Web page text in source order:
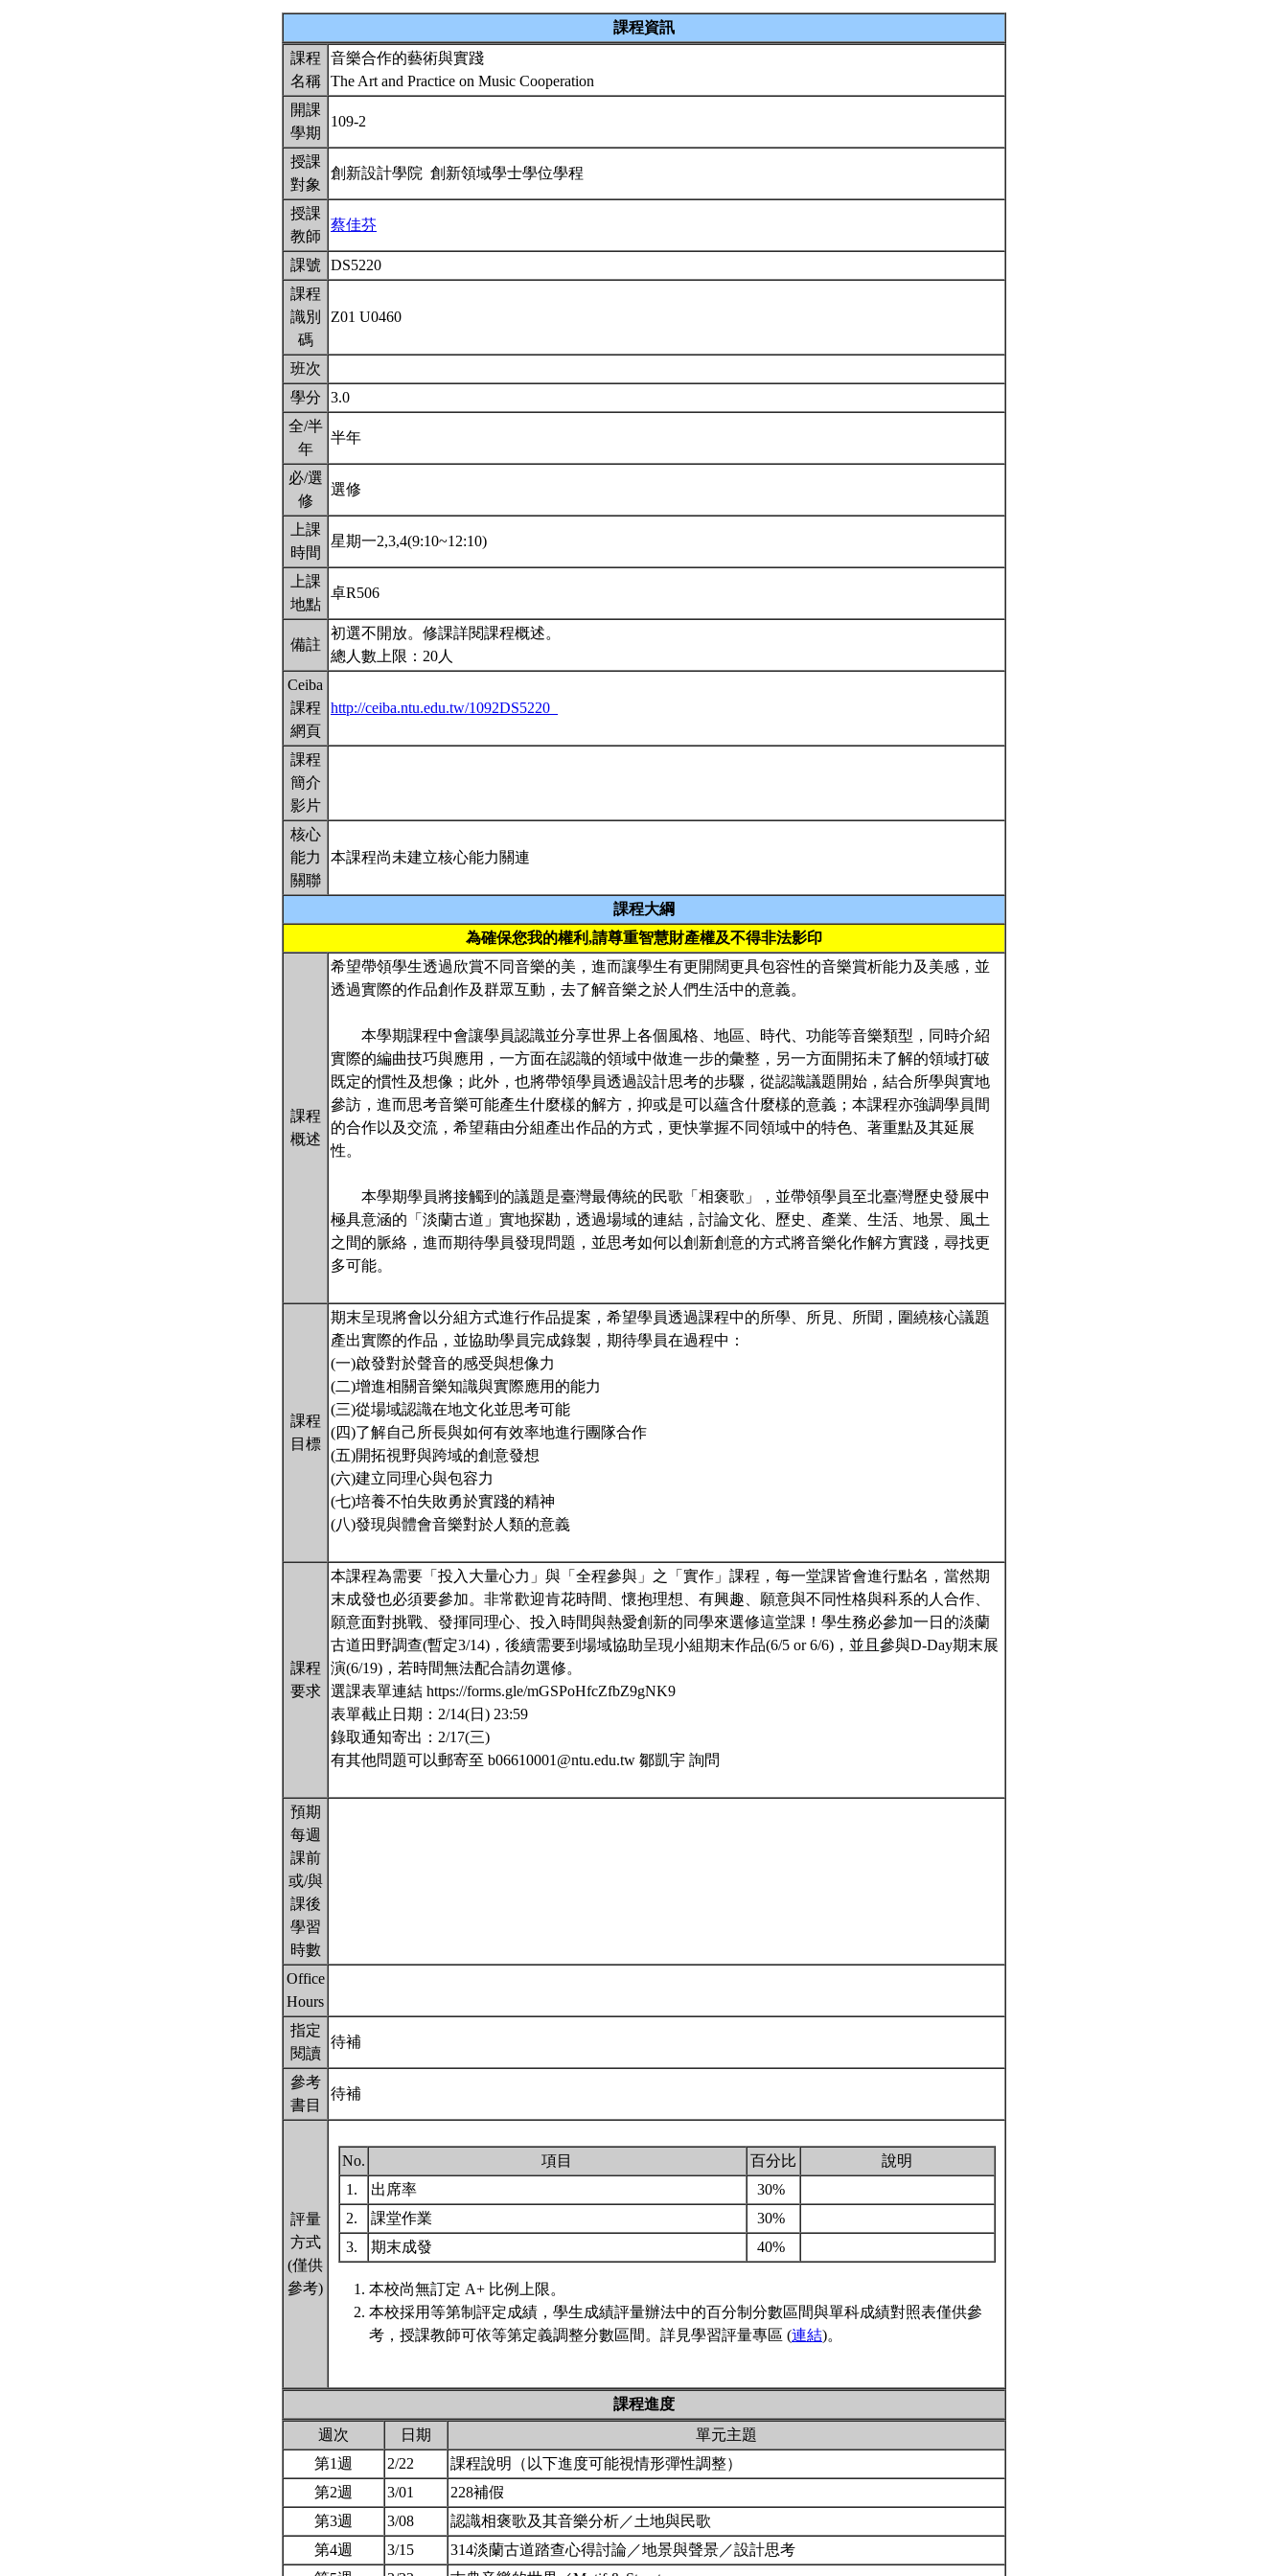
課程資訊
課程
名稱
音樂合作的藝術與實踐
The Art and Practice on Music Cooperation
開課
學期
109-2
授課
對象
創新設計學院 創新領域學士學位學程
授課
教師
蔡佳芬
課號
DS5220
課程
識別
碼
Z01 U0460
班次
學分
3.0
全/半
年
半年
必/選
修
選修
上課
時間
星期一2,3,4(9:10~12:10)
上課
地點
卓R506
備註
初選不開放。修課詳閱課程概述。
總人數上限：20人
Ceiba
課程
網頁
http://ceiba.ntu.edu.tw/1092DS5220_
課程
簡介
影片
核心
能力
關聯
本課程尚未建立核心能力關連
課程大綱
為確保您我的權利,請尊重智慧財產權及不得非法影印
課程
概述
希望帶領學生透過欣賞不同音樂的美，進而讓學生有更開闊更具包容性的音樂賞析能力及美感，並
透過實際的作品創作及群眾互動，去了解音樂之於人們生活中的意義。
本學期課程中會讓學員認識並分享世界上各個風格、地區、時代、功能等音樂類型，同時介紹
實際的編曲技巧與應用，一方面在認識的領域中做進一步的彙整，另一方面開拓未了解的領域打破
既定的慣性及想像；此外，也將帶領學員透過設計思考的步驟，從認識議題開始，結合所學與實地
參訪，進而思考音樂可能產生什麼樣的解方，抑或是可以蘊含什麼樣的意義；本課程亦強調學員間
的合作以及交流，希望藉由分組產出作品的方式，更快掌握不同領域中的特色、著重點及其延展
性。
本學期學員將接觸到的議題是臺灣最傳統的民歌「相褒歌」，並帶領學員至北臺灣歷史發展中
極具意涵的「淡蘭古道」實地探勘，透過場域的連結，討論文化、歷史、產業、生活、地景、風土
之間的脈絡，進而期待學員發現問題，並思考如何以創新創意的方式將音樂化作解方實踐，尋找更
多可能。
課程
目標
期末呈現將會以分組方式進行作品提案，希望學員透過課程中的所學、所見、所聞，圍繞核心議題
產出實際的作品，並協助學員完成錄製，期待學員在過程中：
(一)啟發對於聲音的感受與想像力
(二)增進相關音樂知識與實際應用的能力
(三)從場域認識在地文化並思考可能
(四)了解自己所長與如何有效率地進行團隊合作
(五)開拓視野與跨域的創意發想
(六)建立同理心與包容力
(七)培養不怕失敗勇於實踐的精神
(八)發現與體會音樂對於人類的意義
課程
要求
本課程為需要「投入大量心力」與「全程參與」之「實作」課程，每一堂課皆會進行點名，當然期
末成發也必須要參加。非常歡迎肯花時間、懷抱理想、有興趣、願意與不同性格與科系的人合作、
願意面對挑戰、發揮同理心、投入時間與熱愛創新的同學來選修這堂課！學生務必參加一日的淡蘭
古道田野調查(暫定3/14)，後續需要到場域協助呈現小組期末作品(6/5 or 6/6)，並且參與D-Day期末展
演(6/19)，若時間無法配合請勿選修。
選課表單連結 https://forms.gle/mGSPoHfcZfbZ9gNK9
表單截止日期：2/14(日) 23:59
錄取通知寄出：2/17(三)
有其他問題可以郵寄至 b06610001@ntu.edu.tw 鄒凱宇 詢問
預期
每週
課前
或/與
課後
學習
時數
Office
Hours
指定
閱讀
待補
參考
書目
待補
評量
方式
(僅供
參考)
No. 項目 百分比
說明
1.
出席率
30%
2.
課堂作業
30%
3.
期末成發 40%
本校尚無訂定 A+ 比例上限。
本校採用等第制評定成績，學生成績評量辦法中的百分制分數區間與單科成績對照表僅供參
考，授課教師可依等第定義調整分數區間。詳見學習評量專區 (連結)。
課程進度
週次
日期
單元主題
第1週
2/22
課程說明（以下進度可能視情形彈性調整）
第2週
3/01
228補假
第3週
3/08
認識相褒歌及其音樂分析／土地與民歌
第4週
3/15
314淡蘭古道踏查心得討論／地景與聲景／設計思考